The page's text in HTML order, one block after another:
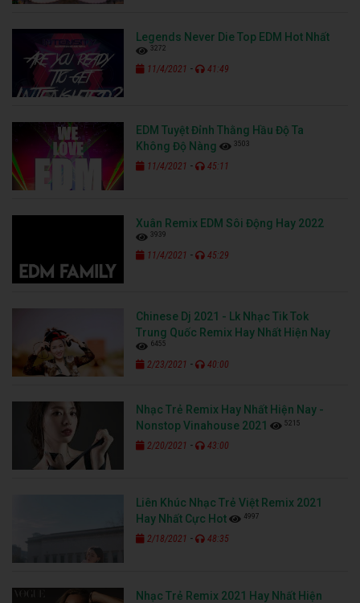
Legends Never Die Top EDM Hot Nhất
3272
11/4/2021 - 41:49
EDM Tuyệt Đỉnh Thằng Hầu Độ Ta
Không Độ Nàng
3503
11/4/2021 - 45:11
Xuân Remix EDM Sôi Động Hay 2022
3939
11/4/2021 - 45:29
Chinese Dj 2021 - Lk Nhạc Tik Tok
Trung Quốc Remix Hay Nhất Hiện Nay
6455
2/23/2021 - 40:00
Nhạc Trẻ Remix Hay Nhất Hiện Nay -
Nonstop Vinahouse 2021
5215
2/20/2021 - 43:00
Liên Khúc Nhạc Trẻ Việt Remix 2021
Hay Nhất Cực Hot
4997
2/18/2021 - 48:35
Nhạc Trẻ Remix 2021 Hay Nhất Hiện